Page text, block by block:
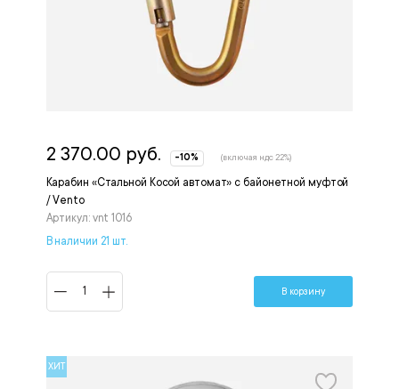
Карабин «Стальной Косой автомат» с байонетной муфтой
/ Vento
Артикул: vnt 1016
2 370.00 руб. -10% (включая ндс 22%)
В наличии 21 шт.
В корзину
ХИТ